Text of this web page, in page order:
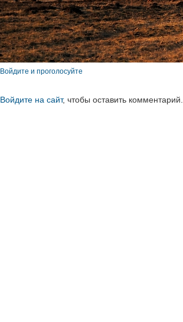
Войдите и проголосуйте
Войдите на сайт, чтобы оставить комментарий.